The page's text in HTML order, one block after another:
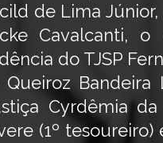
de Lima
Cavalcanti,
do TJSP
Cyrdêmia
(1º